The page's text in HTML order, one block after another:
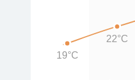
19°C
22°C